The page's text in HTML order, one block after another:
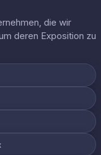
die wir
deren Exposition zu